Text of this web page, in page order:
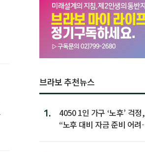
브라보 추천뉴스
1.
4050 1인 가구 ‘노후’ 걱정,
“노후 대비 자금 준비 어려